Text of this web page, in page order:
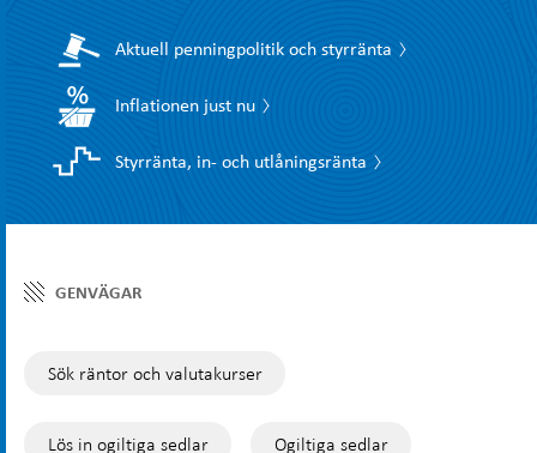
Aktuell penningpolitik och styrränta
Inflationen just nu
Styrränta, in- och utlåningsränta
GENVÄGAR
Sök räntor och valutakurser
Lös in ogiltiga sedlar Ogiltiga sedlar